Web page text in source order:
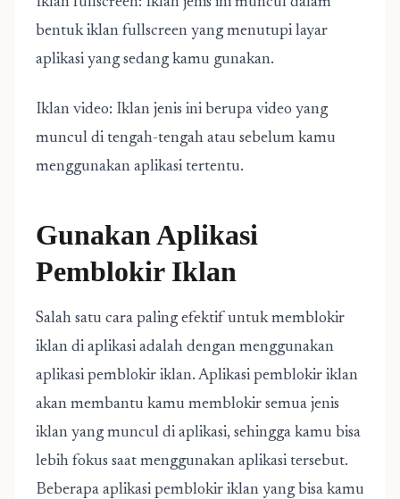
bentuk iklan fullscreen yang menutupi layar
aplikasi yang sedang kamu gunakan.
Iklan video: Iklan jenis ini berupa video yang
muncul di tengah-tengah atau sebelum kamu
menggunakan aplikasi tertentu.
Gunakan Aplikasi
Pemblokir Iklan
Salah satu cara paling efektif untuk memblokir
iklan di aplikasi adalah dengan menggunakan
aplikasi pemblokir iklan. Aplikasi pemblokir iklan
akan membantu kamu memblokir semua jenis
iklan yang muncul di aplikasi, sehingga kamu bisa
lebih fokus saat menggunakan aplikasi tersebut.
Beberapa aplikasi pemblokir iklan yang bisa kamu